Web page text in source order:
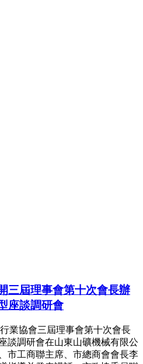
三屆理事會第十次會長辦
座談調研會
業協會三屆理事會第十次會長
談調研會在山東山礦機械有限公
市工商聯主席、市總商會會長李